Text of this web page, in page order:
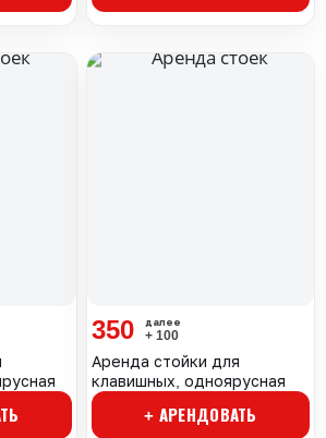
Аренда стойки для
клавишных, одноярусная
+ АРЕНДОВАТЬ
350 + 100